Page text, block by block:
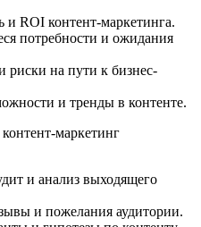
и ROI контент-маркетинга.
потребности и ожидания
риски на пути к бизнес-
и тренды в контенте.
маркетинг
и анализ выходящего
и пожелания аудитории.